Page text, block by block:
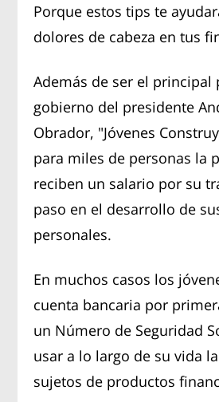
Porque estos tips te
dolores de cabeza en tus
Además de ser el principal
gobierno del presidente
Obrador, "Jóvenes
para miles de personas la
reciben un salario por su
paso en el desarrollo de
personales.
En muchos casos los
cuenta bancaria por
un Número de Seguridad
usar a lo largo de su vida
sujetos de productos